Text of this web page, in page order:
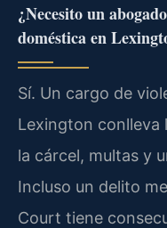
¿Necesito un
doméstica en
Sí. Un cargo de
Lexington conlleva
la cárcel, multas y
Incluso un delito
Court tiene